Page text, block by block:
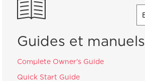
Guides et manuels
Complete Owner's Guide
Quick Start Guide